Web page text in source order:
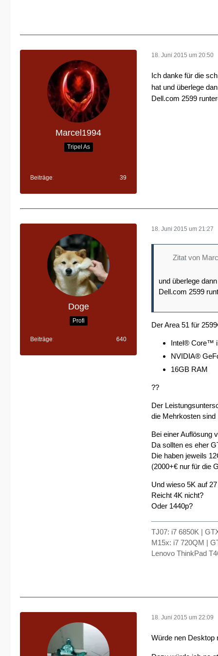
Marcel1994
Tripel As
Beiträge 39
18. Juni 2015 um 20:50
Ich danke für die
hat und überlege
Dell.com 2599
Doge
Profi
Beiträge 640
18. Juni 2015 um 21:27
Zitat von
und überlege
Dell.com 2599
Der Area 51 für
Intel® Core™
NVIDIA®
16GB RAM
??
Der
die Mehrkosten sind
Bei einer Auflösung
Da sollten es eher
Die haben jeweils
(2000+€ nur für die
Und wieso 5K auf
Reicht 4K nicht?
Oder 1440p?
TJ07: i7 6850K |
M15x: i7 720QM |
Lenovo ThinkPad
18. Juni 2015 um 22:09
Würde nen Desktop